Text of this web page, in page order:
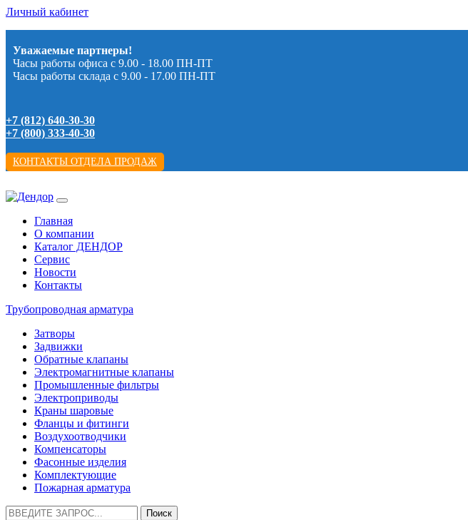
Личный кабинет
Уважаемые партнеры!
Часы работы офиса с 9.00 - 18.00 ПН-ПТ
Часы работы склада с 9.00 - 17.00 ПН-ПТ
+7 (812) 640-30-30
+7 (800) 333-40-30
КОНТАКТЫ ОТДЕЛА ПРОДАЖ
Главная
О компании
Каталог ДЕНДОР
Сервис
Новости
Контакты
Трубопроводная арматура
Затворы
Задвижки
Обратные клапаны
Электромагнитные клапаны
Промышленные фильтры
Электроприводы
Краны шаровые
Фланцы и фитинги
Воздухоотводчики
Компенсаторы
Фасонные изделия
Комплектующие
Пожарная арматура
Найти: